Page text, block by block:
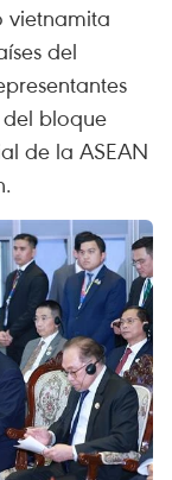
vietnamita
del
bloque
de la ASEAN